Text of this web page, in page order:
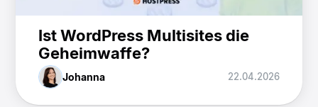
Ist WordPress Multisites die
Geheimwaffe?
Johanna 22.04.2026